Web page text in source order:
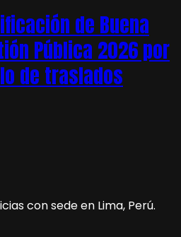
de Buena
Pública 2026 por
de traslados
con sede en Lima, Perú.